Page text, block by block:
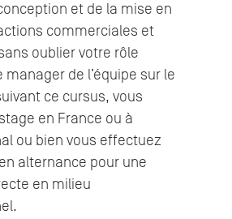
et de la mise en
commerciales et
oublier votre rôle
manager de l’équipe sur le
ce cursus, vous
en France ou à
ou bien vous effectuez
alternance pour une
en milieu